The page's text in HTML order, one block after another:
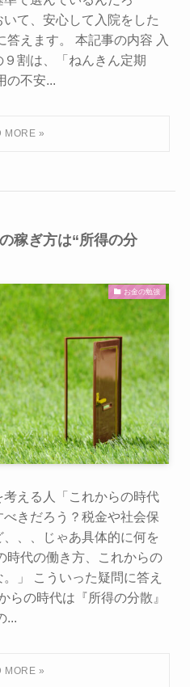
て、安心して入院をした
答えます。 本記事の内容 入
割は、「ねんきん定期
の不安...
稼ぎ方は“所得の分
お金の勉強
える人「これからの時代
きだろう？税金や社会保
、、じゃあ具体的に何を
時代の働き方、これからの
」 こういった疑問に答え
らの時代は『所得の分散』
...